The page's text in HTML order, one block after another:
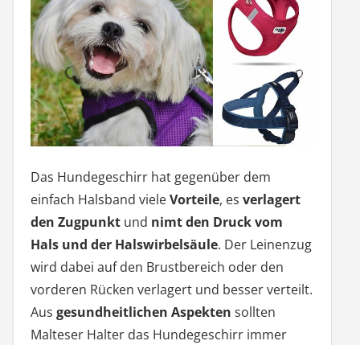
Das Hundegeschirr hat gegenüber dem
einfach Halsband vieleVorteile, esverlagert
den Zugpunkt und nimt den Druck vom
Hals und der Halswirbelsäule. Der Leinenzug
wird dabei auf den Brustbereich oder den
vorderen Rücken verlagert und besser verteilt.
Ausgesundheitlichen Aspekten sollten
Malteser Halter das Hundegeschirr immer